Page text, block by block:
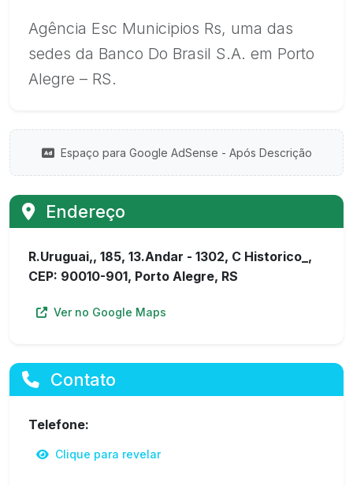
Agência Esc Municipios Rs, uma das
sedes da Banco Do Brasil S.A. em Porto
Alegre – RS.
Espaço para Google AdSense - Após Descrição
Endereço
R.Uruguai,, 185, 13.Andar - 1302, C Historico_,
CEP: 90010-901, Porto Alegre, RS
Ver no Google Maps
Contato
Telefone:
Clique para revelar